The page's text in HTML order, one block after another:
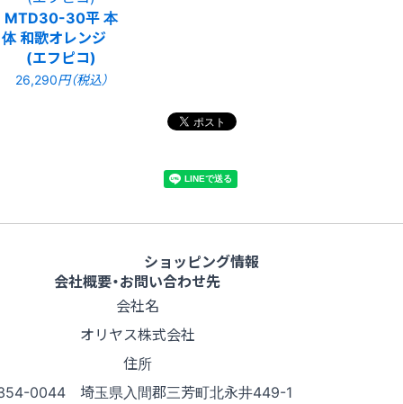
MTD30-30平 本
体 和歌オレンジ
(エフピコ)
26,290円（税込）
ショッピング情報
会社概要・お問い合わせ先
会社名
オリヤス株式会社
住所
0044 埼玉県入間郡三芳町北永井449-1